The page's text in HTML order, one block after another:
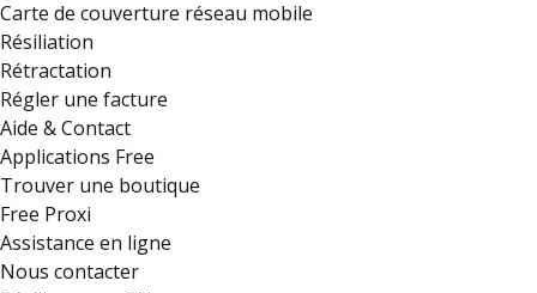
Carte de couverture réseau mobile
Résiliation
Rétractation
Régler une facture
Aide & Contact
Applications Free
Trouver une boutique
Free Proxi
Assistance en ligne
Nous contacter